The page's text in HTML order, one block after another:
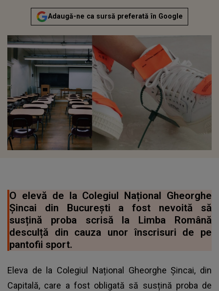
Adaugă-ne ca sursă preferată în Google
O elevă de la Colegiul Național Gheorghe
Șincai din Bucureşti a fost nevoită să
susțină proba scrisă la Limba Română
desculță din cauza unor înscrisuri de pe
pantofii sport.
Eleva de la Colegiul Național Gheorghe Șincai, din
Capitală, care a fost obligată să susțină proba de